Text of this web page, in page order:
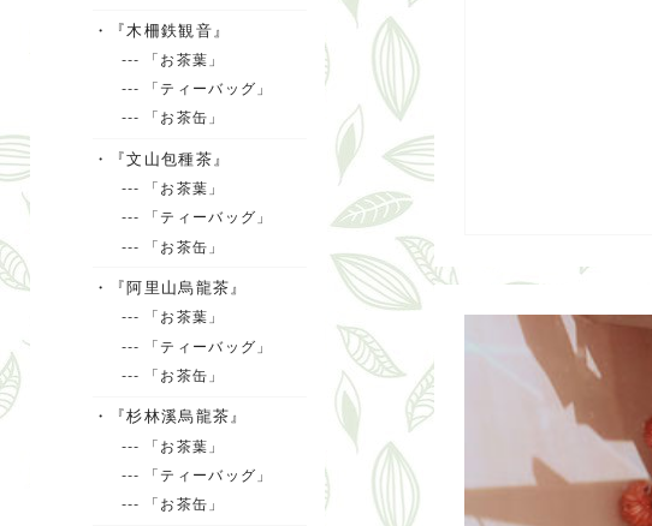
・『木柵鉄観音』
--- 「お茶葉」
--- 「ティーバッグ」
--- 「お茶缶」
・『文山包種茶』
--- 「お茶葉」
--- 「ティーバッグ」
--- 「お茶缶」
・『阿里山烏龍茶』
--- 「お茶葉」
--- 「ティーバッグ」
--- 「お茶缶」
・『杉林溪烏龍茶』
--- 「お茶葉」
--- 「ティーバッグ」
--- 「お茶缶」